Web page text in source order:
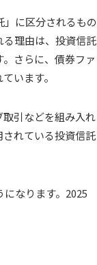
に区分されるもの
理由は、投資信託
さらに、債券ファ
います。
引などを組み入れ
れている投資信託
なります。2025